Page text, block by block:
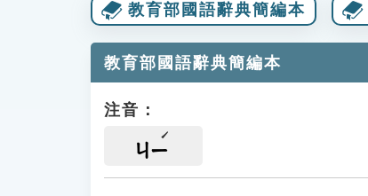
教育部國語辭典簡編本
教育部國語辭典簡編本
注音：
ㄐㄧ